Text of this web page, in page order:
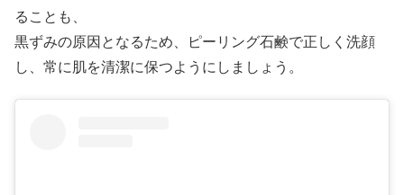
ることも、
黒ずみの原因となるため、ピーリング石鹸で正しく洗顔
し、常に肌を清潔に保つようにしましょう。